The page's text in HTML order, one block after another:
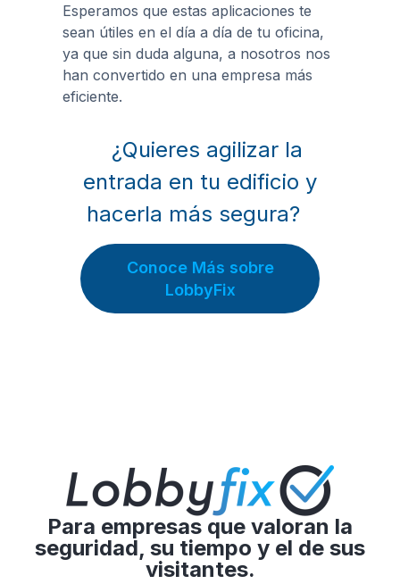
Esperamos que estas aplicaciones te
sean útiles en el día a día de tu oficina,
ya que sin duda alguna, a nosotros nos
han convertido en una empresa más
eficiente.
¿Quieres agilizar la
entrada en tu edificio y
hacerla más segura?
Conoce Más sobre
LobbyFix
Para empresas que valoran la
seguridad, su tiempo y el de sus
visitantes.